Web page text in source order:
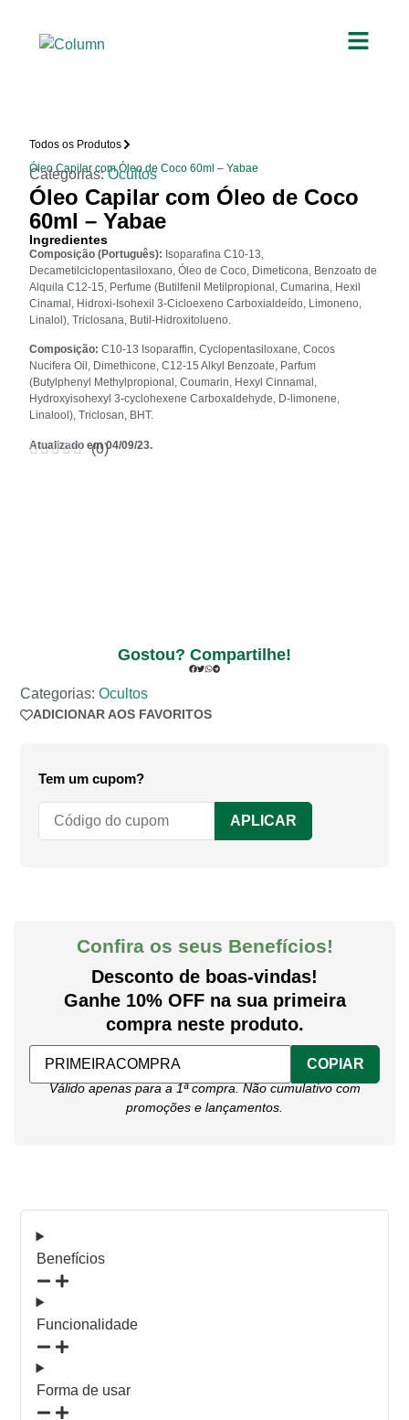
Todos os Produtos
Óleo Capilar com Óleo de Coco 60ml – Yabae
Categorias:Ocultos
Óleo Capilar com Óleo de Coco
60ml – Yabae
Ingredientes
Composição (Português): Isoparafina C10-13,
Decametilciclopentasiloxano, Óleo de Coco, Dimeticona, Benzoato de
Alquila C12-15, Perfume (Butilfenil Metilpropional, Cumarina, Hexil
Cinamal, Hidroxi-Isohexil 3-Cicloexeno Carboxialdeído, Limoneno,
Linalol), Triclosana, Butil-Hidroxitolueno.
Composição: C10-13 Isoparaffin, Cyclopentasiloxane, Cocos
Nucifera Oil, Dimethicone, C12-15 Alkyl Benzoate, Parfum
(Butylphenyl Methylpropional, Coumarin, Hexyl Cinnamal,
Hydroxyisohexyl 3-cyclohexene Carboxaldehyde, D-limonene,
Linalool), Triclosan, BHT.
Atualizado em 04/09/23.
(0)
Gostou? Compartilhe!
Categorias:Ocultos
ADICIONAR AOS FAVORITOS
Tem um cupom?
APLICAR
Confira os seus Benefícios!
Desconto de boas-vindas!
Ganhe 10% OFF na sua primeira
compra neste produto.
COPIAR
Válido apenas para a 1ª compra. Não cumulativo com
promoções e lançamentos.
Benefícios
Funcionalidade
Forma de usar